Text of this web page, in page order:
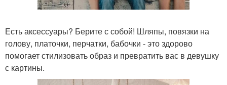
Есть аксессуары? Берите с собой! Шляпы, повязки на
голову, платочки, перчатки, бабочки - это здорово
помогает стилизовать образ и превратить вас в девушку
с картины.